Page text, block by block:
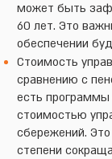
может быть
60 лет. Это
обеспечении
Стоимость
сравнению с
есть
стоимостью
сбережений.
степени